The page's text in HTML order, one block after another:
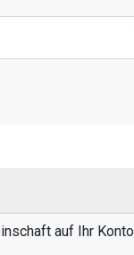
auf Ihr